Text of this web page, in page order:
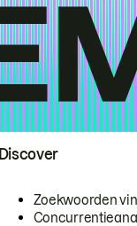
Discover
Zoekwoorden